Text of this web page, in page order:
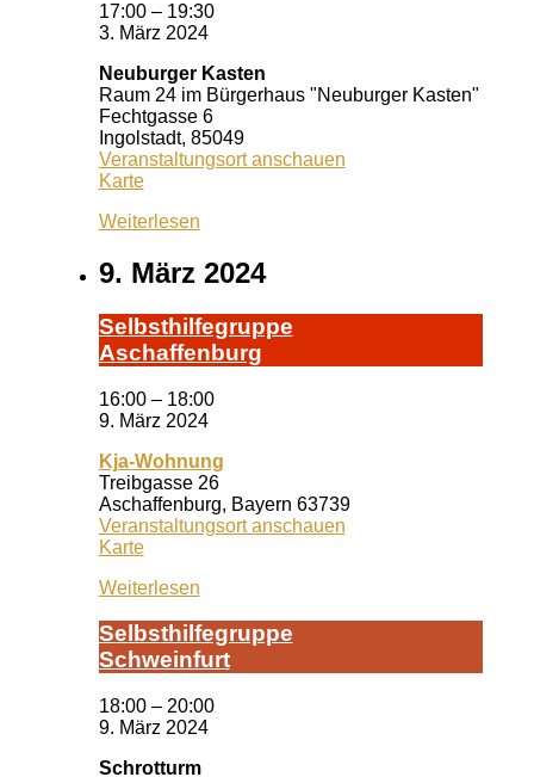
17:00 – 19:30
3. März 2024
Neuburger Kasten
Raum 24 im Bürgerhaus "Neuburger Kasten"
Fechtgasse 6
Ingolstadt, 85049
Veranstaltungsort anschauen
KarteNeuburger
Weiterlesen
9. März 2024
Selbst­hil­fe­grup­pe
A­schaf­fen­burg
16:00 – 18:00
9. März 2024
Kja-Wohnung
Treibgasse 26
Aschaffenburg, Bayern 63739
Veranstaltungsort anschauen
KarteKja-
Weiterlesen
Selbst­hil­fe­grup­pe
Schwein­furt
18:00 – 20:00
9. März 2024
Schrotturm